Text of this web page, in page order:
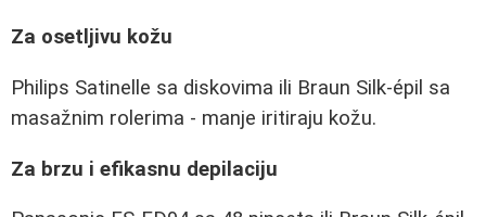
Za osetljivu kožu
Philips Satinelle sa diskovima ili Braun Silk-épil sa
masažnim rolerima - manje iritiraju kožu.
Za brzu i efikasnu depilaciju